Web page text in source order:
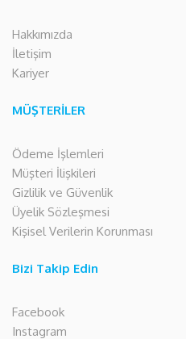
Hakkımızda
İletişim
Kariyer
MÜŞTERİLER
Ödeme İşlemleri
Müşteri İlişkileri
Gizlilik ve Güvenlik
Üyelik Sözleşmesi
Kişisel Verilerin Korunması
Bizi Takip Edin
Facebook
Instagram